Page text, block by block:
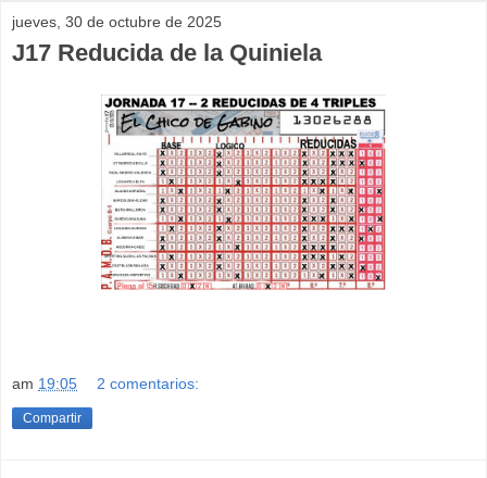
jueves, 30 de octubre de 2025
J17 Reducida de la Quiniela
am 19:05 2 comentarios:
Compartir